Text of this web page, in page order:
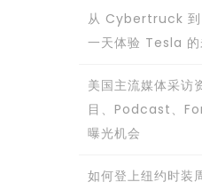
从 Cybertruck 到
一天体验 Tesla 的
美国主流媒体采访
目、Podcast、
曝光机会
如何登上纽约时